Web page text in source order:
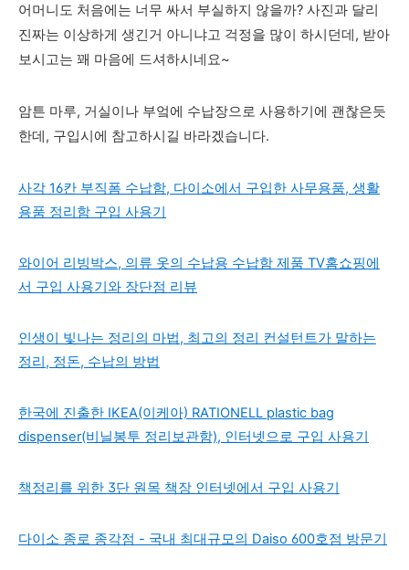
어머니도 처음에는 너무 싸서 부실하지 않을까? 사진과 달리
진짜는 이상하게 생긴거 아니냐고 걱정을 많이 하시던데, 받아
보시고는 꽤 마음에 드셔하시네요~
암튼 마루, 거실이나 부엌에 수납장으로 사용하기에 괜찮은듯
한데, 구입시에 참고하시길 바라겠습니다.
사각 16칸 부직폼 수납함, 다이소에서 구입한 사무용품, 생활
용품 정리함 구입 사용기
와이어 리빙박스, 의류 옷의 수납용 수납함 제품 TV홈쇼핑에
서 구입 사용기와 장단점 리뷰
인생이 빛나는 정리의 마법, 최고의 정리 컨설턴트가 말하는
정리, 정돈, 수납의 방법
한국에 진출한 IKEA(이케아) RATIONELL plastic bag
dispenser(비닐봉투 정리보관함), 인터넷으로 구입 사용기
책정리를 위한 3단 원목 책장 인터넷에서 구입 사용기
다이소 종로 종각점 - 국내 최대규모의 Daiso 600호점 방문기